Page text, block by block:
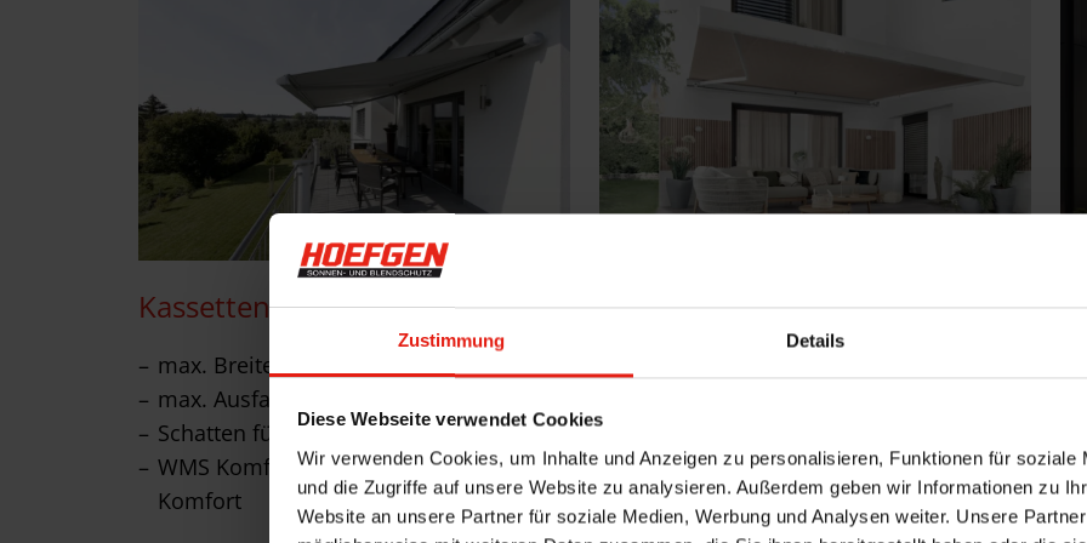
Zustimmung Details
Diese Webseite verwendet Cookies
Wir verwenden Cookies, um Inhalte und Anzeigen zu personalisieren, Funktionen für soziale
und die Zugriffe auf unsere Website zu analysieren. Außerdem geben wir Informationen zu
Website an unsere Partner für soziale Medien, Werbung und Analysen weiter. Unsere
Kassetten-Markise Terrea K60
max. Breite: 7.000 mm
max. Ausfall: 4.000 mm
Schatten für große Flächen
WMS Komfort-Steuerung für höchsten
Komfort
Kassetten-Markise Terrea K70
hochwertige, ästhetische Optik
Produktdetails